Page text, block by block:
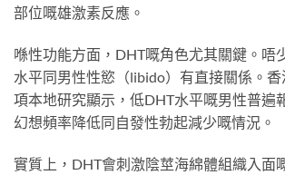
部位嘅雄激素反應。
喺性功能方面，DHT嘅角色尤其關鍵。唔
水平同男性性慾（libido）有直接關係。
項本地研究顯示，低DHT水平嘅男性普遍
幻想頻率降低同自發性勃起減少嘅情況。
實質上，DHT會刺激陰莖海綿體組織入面